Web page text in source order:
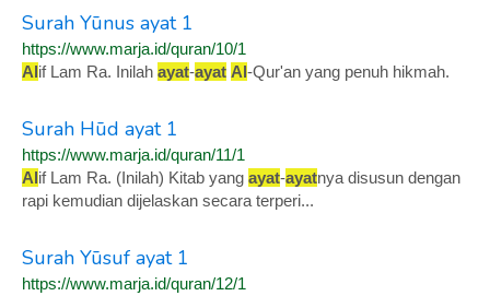
Surah Yūnus ayat 1
https://www.marja.id/quran/10/1
Alif Lam Ra. Inilah ayat-ayat Al-Qur'an yang penuh hikmah.
Surah Hūd ayat 1
https://www.marja.id/quran/11/1
Alif Lam Ra. (Inilah) Kitab yang ayat-ayatnya disusun dengan
rapi kemudian dijelaskan secara terperi...
Surah Yūsuf ayat 1
https://www.marja.id/quran/12/1